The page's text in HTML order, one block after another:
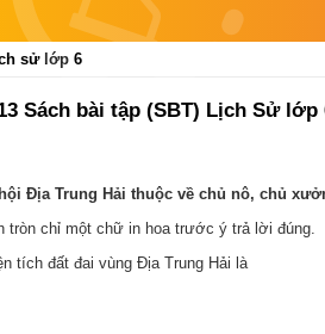
sử lớp 6
Sách bài tập (SBT) Lịch Sử lớp
Địa Trung Hải thuộc về chủ nô, chủ
tròn chỉ một chữ in hoa trước ý trả lời đúng.
tích đất đai vùng Địa Trung Hải là